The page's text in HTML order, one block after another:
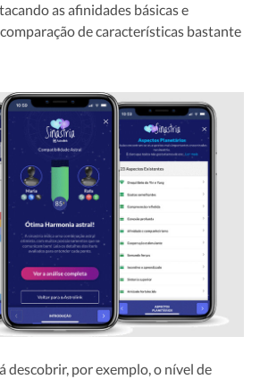
as afinidades básicas e
de características bastante
descobrir, por exemplo, o nível de